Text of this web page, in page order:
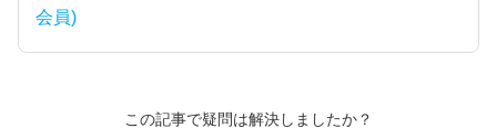
会員)
この記事で疑問は解決しましたか？